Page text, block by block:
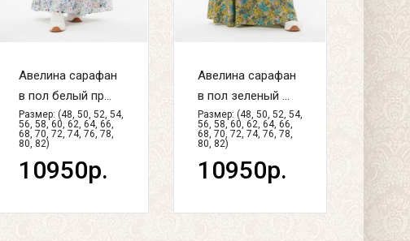
Авелина сарафан
в пол белый пр...
Размер: (48, 50, 52, 54,
56, 58, 60, 62, 64, 66,
68, 70, 72, 74, 76, 78,
80, 82)
10950р.
Авелина сарафан
в пол зеленый ...
Размер: (48, 50, 52, 54,
56, 58, 60, 62, 64, 66,
68, 70, 72, 74, 76, 78,
80, 82)
10950р.